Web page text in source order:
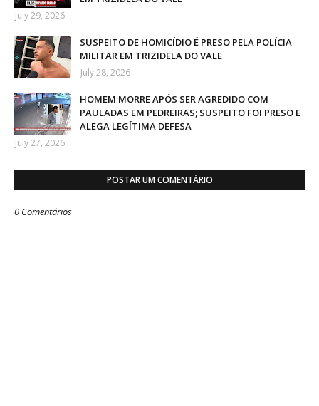
July 29, 2026
SUSPEITO DE HOMICÍDIO É PRESO PELA POLÍCIA
MILITAR EM TRIZIDELA DO VALE
July 28, 2026
HOMEM MORRE APÓS SER AGREDIDO COM
PAULADAS EM PEDREIRAS; SUSPEITO FOI PRESO E
ALEGA LEGÍTIMA DEFESA
July 27, 2026
POSTAR UM COMENTÁRIO
0 Comentários